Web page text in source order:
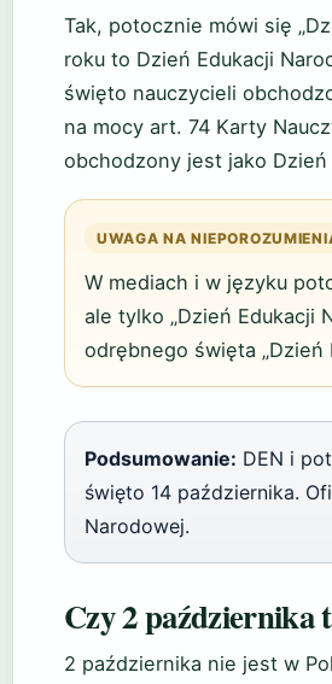
Tak, potocznie mówi się
roku to Dzień Edukacji
święto nauczycieli
na mocy art. 74 Karty
obchodzony jest jako Dzień
UWAGA NA
W mediach i w języku
ale tylko „Dzień Edukacji
odrębnego święta „Dzień
Podsumowanie: DEN i
święto 14 października.
Narodowej.
Czy 2 października
2 października nie jest w